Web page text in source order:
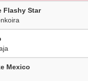
Flashy Star
Mexico